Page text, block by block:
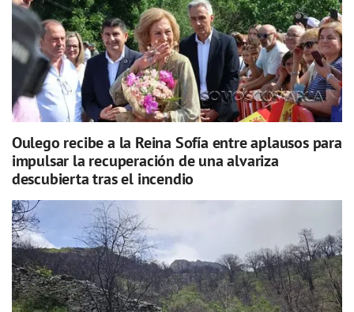
Oulego recibe a la Reina Sofía entre aplausos para
impulsar la recuperación de una alvariza
descubierta tras el incendio